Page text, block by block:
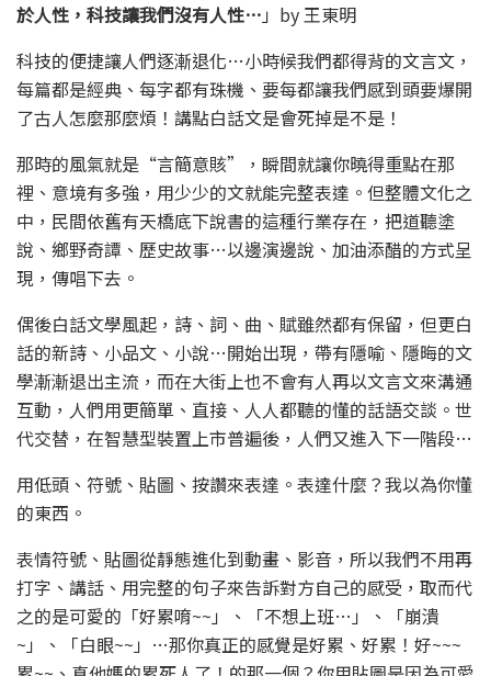
於人性，科技讓我們沒有人性… 」by 王東明
科技的便捷讓人們逐漸退化…小時候我們都得背的文言文，
每篇都是經典、每字都有珠機、要每都讓我們感到頭要爆開
了古人怎麼那麼煩！講點白話文是會死掉是不是！
那時的風氣就是“言簡意賅”，瞬間就讓你曉得重點在那
裡、意境有多強，用少少的文就能完整表達。但整體文化之
中，民間依舊有天橋底下說書的這種行業存在，把道聽塗
說、鄉野奇譚、歷史故事…以邊演邊說、加油添醋的方式呈
現，傳唱下去。
偶後白話文學風起，詩、詞、曲、賦雖然都有保留，但更白
話的新詩、小品文、小說…開始出現，帶有隱喻、隱晦的文
學漸漸退出主流，而在大街上也不會有人再以文言文來溝通
互動，人們用更簡單、直接、人人都聽的懂的話語交談。世
代交替，在智慧型裝置上市普遍後，人們又進入下一階段…
用低頭、符號、貼圖、按讚來表達。表達什麼？我以為你懂
的東西。
表情符號、貼圖從靜態進化到動畫、影音，所以我們不用再
打字、講話、用完整的句子來告訴對方自己的感受，取而代
之的是可愛的「好累唷~~」、「不想上班…」、「崩潰
~」、「白眼~~」…那你真正的感覺是好累、好累！好~~~